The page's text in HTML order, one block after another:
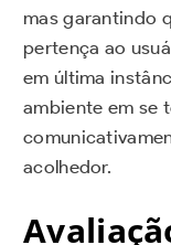
mas garantindo
pertença ao
em última
ambiente em se
acolhedor.